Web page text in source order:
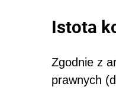
Istota
Zgodnie z
prawnych